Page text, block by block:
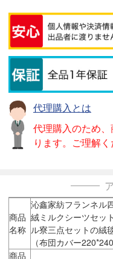
代理購入とは
代理購入のため
ります。ご理解く
商品
名称
沁鑫家紡フランネル
絨ミルクシーツセッ
ル寮三点セットの絨
（布団カバー
商品